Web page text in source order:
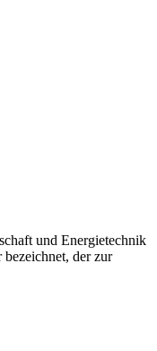
und Energietechnik
der zur